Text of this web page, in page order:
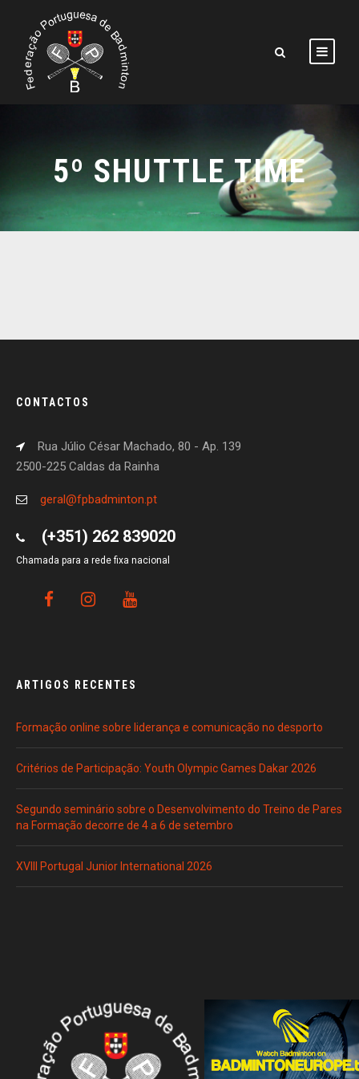
5º SHUTTLE TIME
CONTACTOS
Rua Júlio César Machado, 80 - Ap. 139
2500-225 Caldas da Rainha
geral@fpbadminton.pt
(+351) 262 839020
Chamada para a rede fixa nacional
ARTIGOS RECENTES
Formação online sobre liderança e comunicação no desporto
Critérios de Participação: Youth Olympic Games Dakar 2026
Segundo seminário sobre o Desenvolvimento do Treino de Pares
na Formação decorre de 4 a 6 de setembro
XVIII Portugal Junior International 2026